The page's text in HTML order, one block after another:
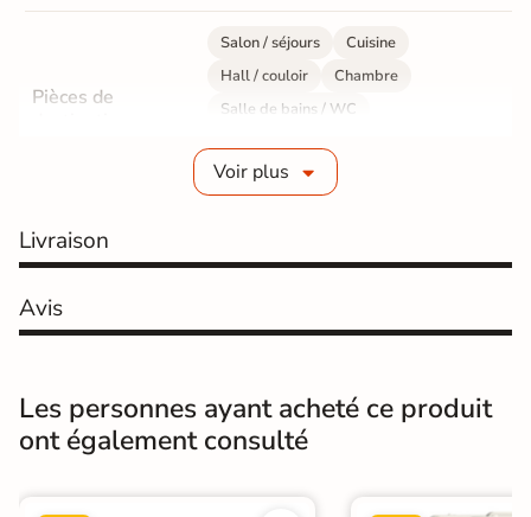
Pièces de
Salon / séjours
Cuisine
Hall / couloir
Chambre
Salle de bains / WC
Sol intérieur
Fabrication
Résistance à
Masse colorée Non
Voir plus
Livraison
Avis
Les personnes ayant acheté ce produit
ont également consulté